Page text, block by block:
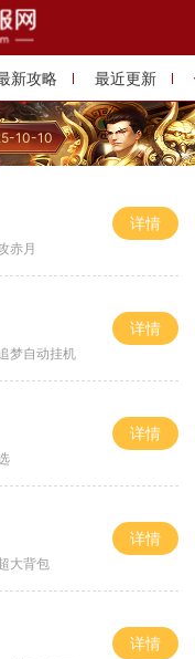
新攻略 最近更新
10-10
赤月
详情
梦自动挂机
详情
详情
大背包
详情
详情